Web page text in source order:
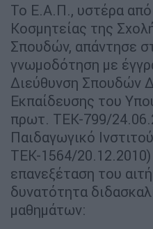
Το Ε.Α.Π., υστέρα
Κοσμητείας της
Σπουδών, απάντησε
γνωμοδότηση με
Διεύθυνση Σπουδών
Εκπαίδευσης του
πρωτ. ΤΕΚ-799/
Παιδαγωγικό
ΤΕΚ-1564/
επανεξέταση του
δυνατότητα
μαθημάτων: